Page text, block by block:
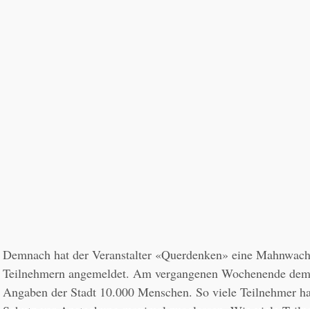
Demnach hat der Veranstalter «Querdenken» eine
Teilnehmern angemeldet. Am vergangenen Wochenende
Angaben der Stadt 10.000 Menschen. So viele Teilnehmer